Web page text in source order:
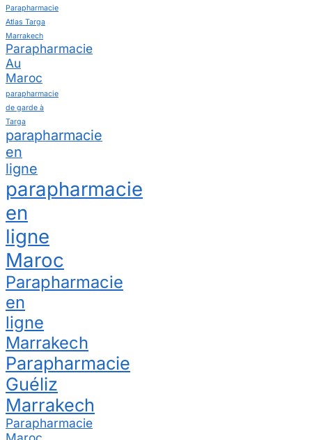
Parapharmacie
Atlas Targa
Marrakech
Parapharmacie
Au
Maroc
parapharmacie
de garde à
Targa
parapharmacie
en
ligne
parapharmacie
en
ligne
Maroc
Parapharmacie
en
ligne
Marrakech
Parapharmacie
Guéliz
Marrakech
Parapharmacie